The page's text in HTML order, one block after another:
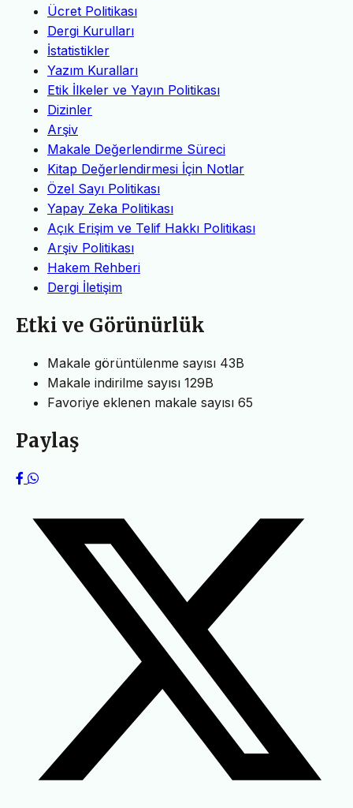
Ücret Politikası
Dergi Kurulları
İstatistikler
Yazım Kuralları
Etik İlkeler ve Yayın Politikası
Dizinler
Arşiv
Makale Değerlendirme Süreci
Kitap Değerlendirmesi İçin Notlar
Özel Sayı Politikası
Yapay Zeka Politikası
Açık Erişim ve Telif Hakkı Politikası
Arşiv Politikası
Hakem Rehberi
Dergi İletişim
Etki ve Görünürlük
Makale görüntülenme sayısı 43B
Makale indirilme sayısı 129B
Favoriye eklenen makale sayısı 65
Paylaş